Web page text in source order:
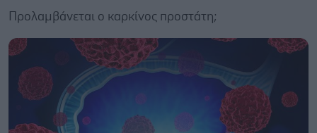
Προλαμβάνεται ο καρκίνος προστάτη;